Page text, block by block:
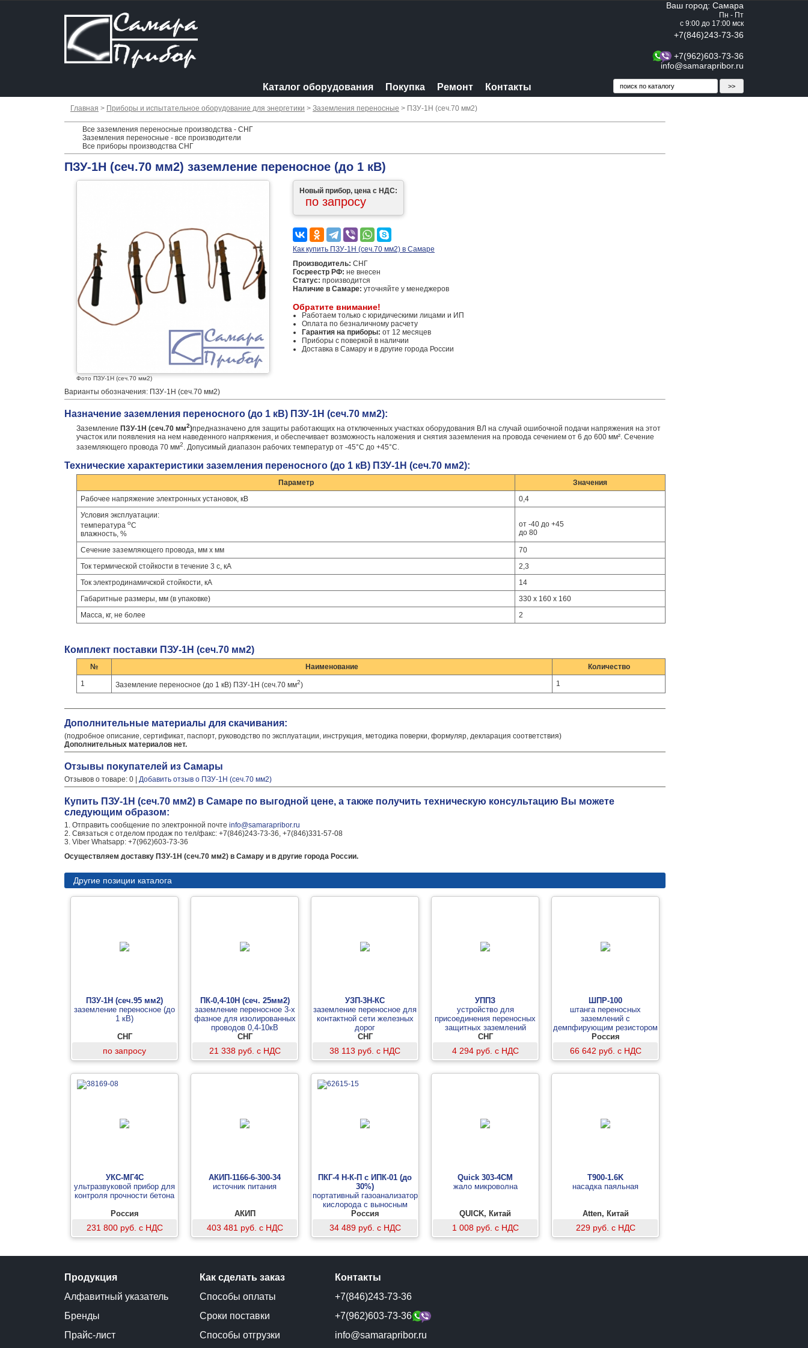
Ваш город: Самара
Пн - Пт
с 9:00 до 17:00 мск
+7(846)243-73-36
+7(962)603-73-36
info@samarapribor.ru
Каталог оборудования Покупка Ремонт Контакты
Главная > Приборы и испытательное оборудование для энергетики > Заземления переносные > ПЗУ-1Н (сеч.70 мм2)
Все заземления переносные производства - СНГ
Заземления переносные - все производители
Все приборы производства СНГ
ПЗУ-1Н (сеч.70 мм2) заземление переносное (до 1 кВ)
Фото ПЗУ-1Н (сеч.70 мм2)
Новый прибор, цена с НДС:
по запросу
Как купить ПЗУ-1Н (сеч.70 мм2) в Самаре
Производитель: СНГ
Госреестр РФ: не внесен
Статус: производится
Наличие в Самаре: уточняйте у менеджеров
Обратите внимание!
Работаем только с юридическими лицами и ИП
Оплата по безналичному расчету
Гарантия на приборы: от 12 месяцев
Приборы с поверкой в наличии
Доставка в Самару и в другие города России
Варианты обозначения: ПЗУ-1Н (сеч.70 мм2)
Назначение заземления переносного (до 1 кВ) ПЗУ-1Н (сеч.70 мм2):
Заземление ПЗУ-1Н (сеч.70 мм2)предназначено для защиты работающих на отключенных участках оборудования ВЛ на случай ошибочной подачи напряжения на этот
участок или появления на нем наведенного напряжения, и обеспечивает возможность наложения и снятия заземления на провода сечением от 6 до 600 мм². Сечение
заземляющего провода 70 мм2. Допусимый диапазон рабочих температур от -45°С до +45°С.
Технические характеристики заземления переносного (до 1 кВ) ПЗУ-1Н (сеч.70 мм2):
Параметр
Значения
Рабочее напряжение электронных установок, кВ
0,4
Условия эксплуатации:
температура оС
влажность, %
от -40 до +45
до 80
Сечение заземляющего провода, мм x мм
70
Ток термической стойкости в течение 3 с, кА
2,3
Ток электродинамичской стойкости, кА
14
Габаритные размеры, мм (в упаковке)
330 x 160 x 160
Масса, кг, не более
2
Комплект поставки ПЗУ-1Н (сеч.70 мм2)
№ Наименование
Количество
1
Заземление переносное (до 1 кВ) ПЗУ-1Н (сеч.70 мм2) 1
Дополнительные материалы для скачивания:
(подробное описание, сертификат, паспорт, руководство по эксплуатации, инструкция, методика поверки, формуляр, декларация соответствия)
Дополнительных материалов нет.
Отзывы покупателей из Самары
Отзывов о товаре: 0 | Добавить отзыв о ПЗУ-1Н (сеч.70 мм2)
Купить ПЗУ-1Н (сеч.70 мм2) в Самаре по выгодной цене, а также получить техническую консультацию Вы можете
следующим образом:
1. Отправить сообщение по электронной почте info@samarapribor.ru
2. Связаться с отделом продаж по тел/факс: +7(846)243-73-36, +7(846)331-57-08
3. Viber Whatsapp: +7(962)603-73-36
Осуществляем доставку ПЗУ-1Н (сеч.70 мм2) в Самару и в другие города России.
Другие позиции каталога
ПЗУ-1Н (сеч.95 мм2)
заземление переносное (до
1 кВ)
СНГ
по запросу
ПК-0,4-10Н (сеч. 25мм2)
заземление переносное 3-х
фазное для изолированных
проводов 0,4-10кВ
СНГ
21 338 руб. с НДС
УЗП-3Н-КС
заземление переносное для
контактной сети железных
дорог
СНГ
38 113 руб. с НДС
УППЗ
устройство для
присоединения переносных
защитных заземлений
СНГ
4 294 руб. с НДС
ШПР-100
штанга переносных
заземлений с
демпфирующим резистором
РД 100/15
Россия
66 642 руб. с НДС
УКС-МГ4С
ультразвуковой прибор для
контроля прочности бетона
Россия
231 800 руб. с НДС
АКИП-1166-6-300-34
источник питания
АКИП
403 481 руб. с НДС
ПКГ-4 Н-К-П с ИПК-01 (до
30%)
портативный газоанализатор
кислорода с выносным
зондом ИПК-01
Россия
34 489 руб. с НДС
Quick 303-4CM
жало микроволна
QUICK, Китай
1 008 руб. с НДС
T900-1.6K
насадка паяльная
Atten, Китай
229 руб. с НДС
Продукция
Алфавитный указатель
Бренды
Прайс-лист
Как сделать заказ
Способы оплаты
Сроки поставки
Способы отгрузки
Контакты
+7(846)243-73-36
+7(962)603-73-36
info@samarapribor.ru